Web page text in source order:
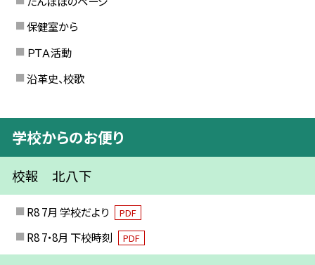
保健室から
ＰＴＡ活動
沿革史、校歌
学校からのお便り
校報 北八下
R8 7月 学校だより PDF
R8 7・8月 下校時刻 PDF